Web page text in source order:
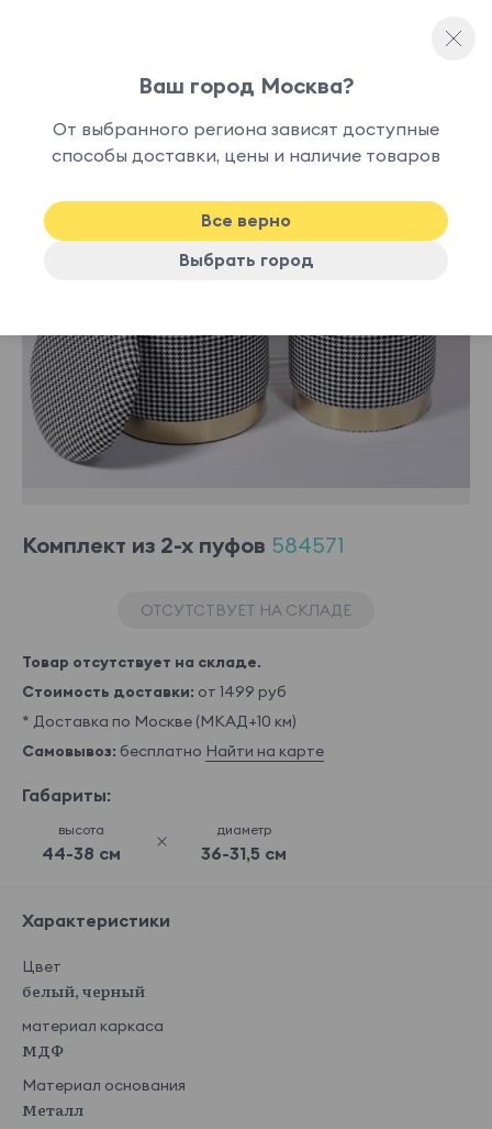
наличии
Комплект из 2-х пуфов 584571
ОТСУТСТВУЕТ НА СКЛАДЕ
Товар отсутствует на складе.
Стоимость доставки: от 1499 руб
* Доставка по Москве (МКАД+10 км)
Самовывоз: бесплатно Найти на карте
Габариты:
высота
44-38 см
диаметр
36-31,5 см
Характеристики
Цвет
белый, черный
материал каркаса
МДФ
Материал основания
Металл
Ваш город Москва?
От выбранного региона зависят доступные
способы доставки, цены и наличие товаров
Все верно
Выбрать город